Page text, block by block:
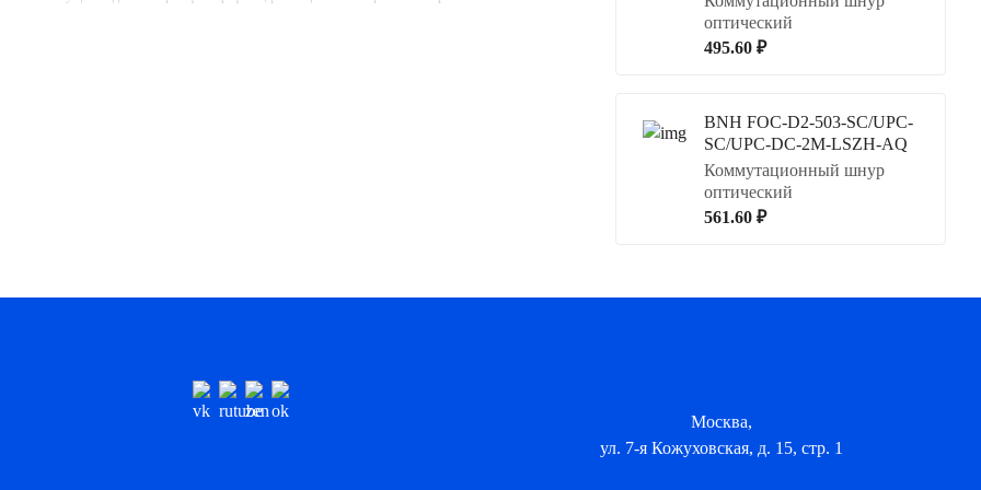
оптический
495.60 ₽
BNH FOC-D2-503-SC/UPC-
SC/UPC-DC-2M-LSZH-AQ
Коммутационный шнур
оптический
561.60 ₽
Москва,
ул. 7-я Кожуховская, д. 15, стр. 1